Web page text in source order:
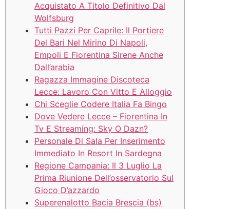
Acquistato A Titolo Definitivo Dal
Wolfsburg
Tutti Pazzi Per Caprile: Il Portiere
Del Bari Nel Mirino Di Napoli,
Empoli E Fiorentina Sirene Anche
Dall’arabia
Ragazza Immagine Discoteca
Lecce: Lavoro Con Vitto E Alloggio
Chi Sceglie Codere Italia Fa Bingo
Dove Vedere Lecce – Fiorentina In
Tv E Streaming: Sky O Dazn?
Personale Di Sala Per Inserimento
Immediato In Resort In Sardegna
Regione Campania: Il 3 Luglio La
Prima Riunione Dell’osservatorio Sul
Gioco D’azzardo
Superenalotto Bacia Brescia (bs)